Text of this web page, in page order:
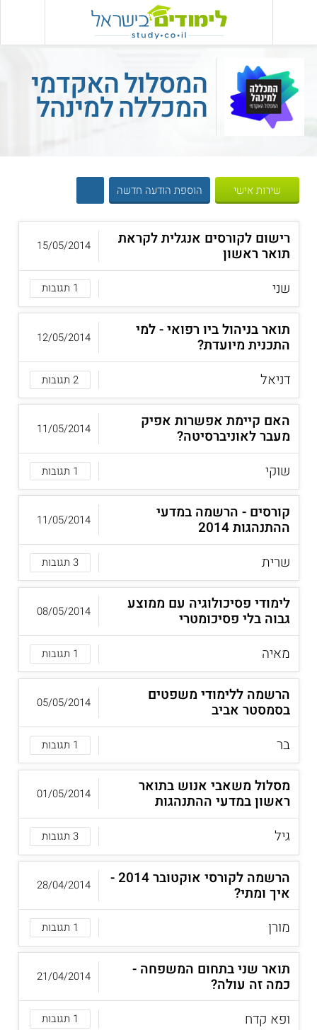
המסלול האקדמי
המכללה למינהל
שירות אישי הוספת הודעה חדשה
רישום לקורסים אנגלית לקראת
תואר ראשון
שני
1 תגובות
15/05/2014
תואר בניהול ביו רפואי - למי
התכנית מיועדת?
דניאל
2 תגובות
12/05/2014
האם קיימת אפשרות אפיק
מעבר לאוניברסיטה?
שוקי
1 תגובות
11/05/2014
קורסים - הרשמה במדעי
ההתנהגות 2014
שרית
3 תגובות
11/05/2014
לימודי פסיכולוגיה עם ממוצע
גבוה בלי פסיכומטרי
מאיה
1 תגובות
08/05/2014
הרשמה ללימודי משפטים
בסמסטר אביב
בר
1 תגובות
05/05/2014
מסלול משאבי אנוש בתואר
ראשון במדעי ההתנהגות
גיל
3 תגובות
01/05/2014
הרשמה לקורסי אוקטובר 2014 -
איך ומתי?
מורן
1 תגובות
28/04/2014
תואר שני בתחום המשפחה -
כמה זה עולה?
ופא קדח
1 תגובות
21/04/2014